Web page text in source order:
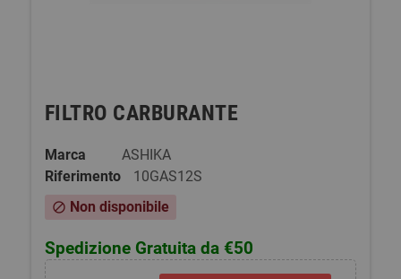
FILTRO CARBURANTE
Marca
ASHIKA
Riferimento
10GAS12S
block Non disponibile
Spedizione Gratuita da €50